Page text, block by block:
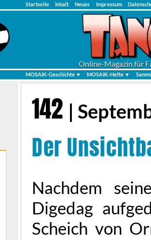
Startseite Inhalt Neues Impressum
Online-Magazin für
MOSAIK-Geschichte ▼ MOSAIK-Hefte ▼
142 |
Der
Nachdem
Digedag
Scheich von